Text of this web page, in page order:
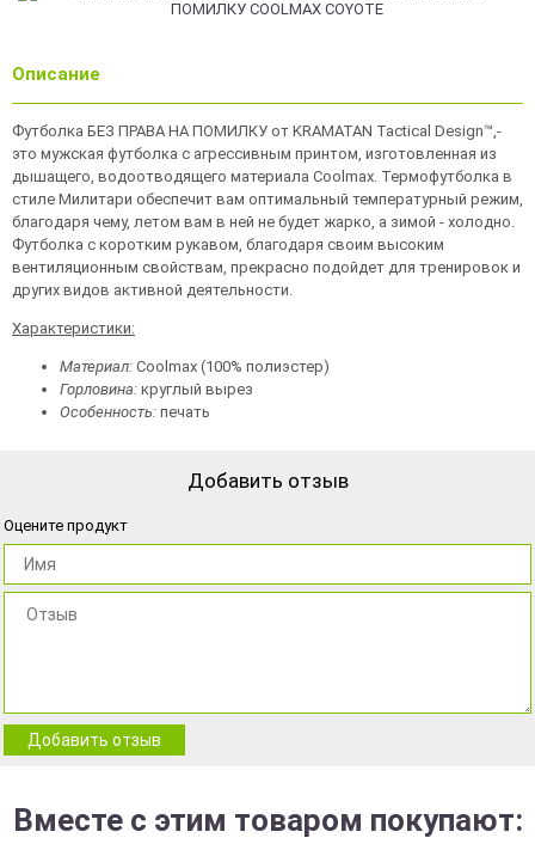
Описание
Футболка БЕЗ ПРАВА НА ПОМИЛКУ от KRAMATAN Tactical Design™,-
это мужская футболка с агрессивным принтом, изготовленная из
дышащего, водоотводящего материала Coolmax. Термофутболка в
стиле Милитари обеспечит вам оптимальный температурный режим,
благодаря чему, летом вам в ней не будет жарко, а зимой - холодно.
Футболка с коротким рукавом, благодаря своим высоким
вентиляционным свойствам, прекрасно подойдет для тренировок и
других видов активной деятельности.
Характеристики:
Материал: Coolmax (100% полиэстер)
Горловина: круглый вырез
Особенность: печать
Добавить отзыв
Оцените продукт
Добавить отзыв
Вместе с этим товаром покупают: